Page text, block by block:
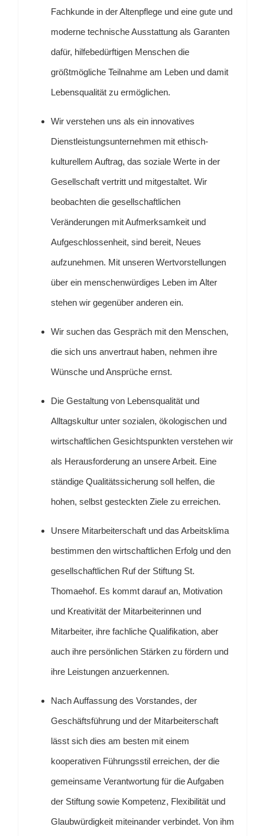
Fachkunde in der Altenpflege und eine gute und
moderne technische Ausstattung als Garanten
dafür, hilfebedürftigen Menschen die
größtmögliche Teilnahme am Leben und damit
Lebensqualität zu ermöglichen.
Wir verstehen uns als ein innovatives
Dienstleistungsunternehmen mit ethisch-
kulturellem Auftrag, das soziale Werte in der
Gesellschaft vertritt und mitgestaltet. Wir
beobachten die gesellschaftlichen
Veränderungen mit Aufmerksamkeit und
Aufgeschlossenheit, sind bereit, Neues
aufzunehmen. Mit unseren Wertvorstellungen
über ein menschenwürdiges Leben im Alter
stehen wir gegenüber anderen ein.
Wir suchen das Gespräch mit den Menschen,
die sich uns anvertraut haben, nehmen ihre
Wünsche und Ansprüche ernst.
Die Gestaltung von Lebensqualität und
Alltagskultur unter sozialen, ökologischen und
wirtschaftlichen Gesichtspunkten verstehen wir
als Herausforderung an unsere Arbeit. Eine
ständige Qualitätssicherung soll helfen, die
hohen, selbst gesteckten Ziele zu erreichen.
Unsere Mitarbeiterschaft und das Arbeitsklima
bestimmen den wirtschaftlichen Erfolg und den
gesellschaftlichen Ruf der Stiftung St.
Thomaehof. Es kommt darauf an, Motivation
und Kreativität der Mitarbeiterinnen und
Mitarbeiter, ihre fachliche Qualifikation, aber
auch ihre persönlichen Stärken zu fördern und
ihre Leistungen anzuerkennen.
Nach Auffassung des Vorstandes, der
Geschäftsführung und der Mitarbeiterschaft
lässt sich dies am besten mit einem
kooperativen Führungsstil erreichen, der die
gemeinsame Verantwortung für die Aufgaben
der Stiftung sowie Kompetenz, Flexibilität und
Glaubwürdigkeit miteinander verbindet. Von ihm